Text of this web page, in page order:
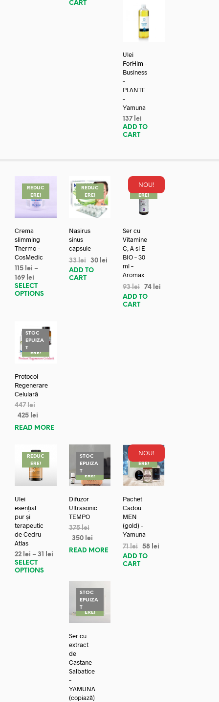
CART
Ulei
ForHim –
Business
–
PLANTE
–
Yamuna
137 lei
ADD TO
CART
REDUC
ERE!
Crema
slimming
Thermo –
CosMedic
115 lei –
169 lei
SELECT
OPTIONS
REDUC
ERE!
Nasirus
sinus
capsule
33lei 30 lei
ADD TO
CART
NOU!
REDUC
ERE!
Ser cu
Vitamine
C, A si E
BIO – 30
ml –
Aromax
93lei 74 lei
ADD TO
CART
STOC
EPUIZA
TREDUC
ERE!
Protocol
Regenerare
Celulară
447lei
425 lei
READ MORE
REDUC
ERE!
Ulei
esențial
pur și
terapeutic
de Cedru
Atlas
22 lei – 31
lei
SELECT
OPTIONS
STOC
EPUIZA
TREDUC
ERE!
Difuzor
Ultrasonic
TEMPO
375lei
350 lei
READ MORE
NOU!
REDUC
ERE!
Pachet
Cadou
MEN
(gold) –
Yamuna
71lei 58 lei
ADD TO
CART
STOC
EPUIZA
TREDUC
ERE!
Ser cu
extract
de
Castane
Salbatice
–
YAMUNA
(copiază)